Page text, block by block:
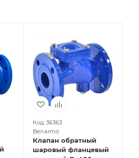
Код: 36363
Benarmo
Клапан обратный
шаровый фланцевый